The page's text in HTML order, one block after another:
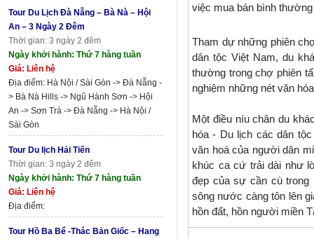
Tour Du Lịch Đà Nẵng – Bà Nà – Hội
An – 3 Ngày 2 Đêm
Thời gian: 3 ngày 2 đêm
Ngày khởi hành: Thứ 7 hàng tuần
Giá: Liên hệ
Địa điểm: Hà Nội / Sài Gòn -> Đà Nẵng -
> Bà Nà Hills -> Ngũ Hành Sơn -> Hội
An -> Sơn Trà -> Đà Nẵng -> Hà Nội /
Sài Gòn
Tour Du lịch Hải Tiến
Thời gian: 3 ngày 2 đêm
Ngày khởi hành: Thứ 7 hàng tuần
Giá: Liên hệ
Địa điểm:
Tour Hồ Ba Bể -Thác Bản Giốc – Hang
việc mua bán bình
Tham dự những phiên
dân tộc Việt Nam, du
thường trong chợ phiên
nghiệm những nét văn
Một điều níu chân du
hóa - Du lịch các dân
văn hoá của người dân
khúc ca cứ trải dài như
đẹp của sự cần cù trong
sông nước càng tôn lên
hồn đất, hồn người miền